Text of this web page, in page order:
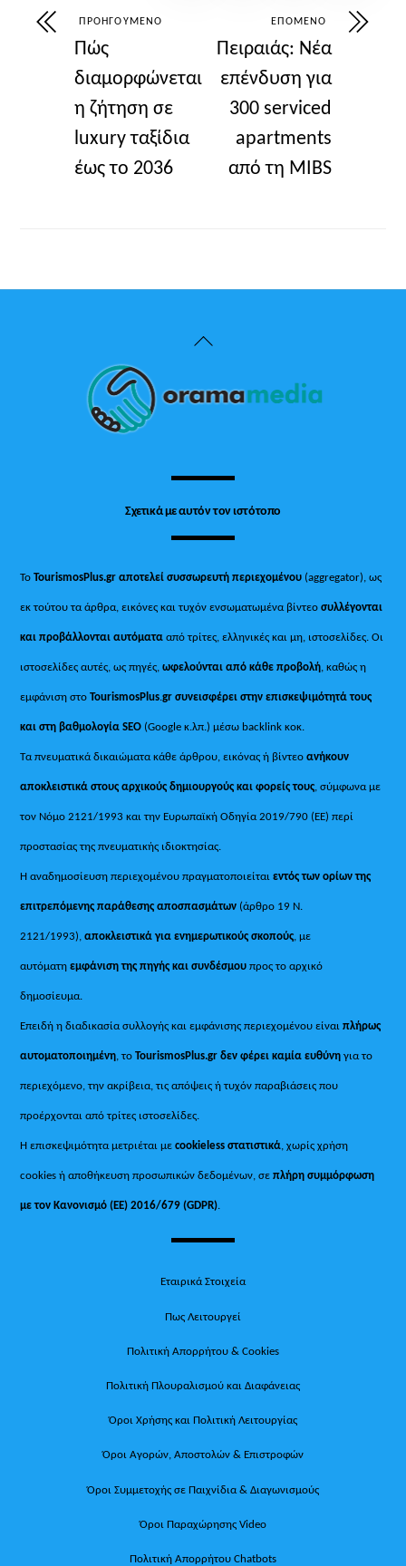
ΠΡΟΗΓΟΎΜΕΝΟ
Πώς
διαμορφώνεται
η ζήτηση σε
luxury ταξίδια
έως το 2036
ΕΠΌΜΕΝΟ
Πειραιάς: Νέα
επένδυση για
300 serviced
apartments
από τη MIBS
Back
Top
Σχετικά με αυτόν τον ιστότοπο
ΤοTourismosPlus.gr αποτελεί συσσωρευτή περιεχομένου (aggregator), ως
εκ τούτου τα άρθρα, εικόνες και τυχόν ενσωματωμένα βίντεοσυλλέγονται
και προβάλλονται αυτόματααπό τρίτες, ελληνικές και μη, ιστοσελίδες. Οι
ιστοσελίδες αυτές, ως πηγές,ωφελούνται από κάθε προβολή, καθώς η
εμφάνιση στοTourismosPlus.gr συνεισφέρει στην επισκεψιμότητά τους
και στη βαθμολογία SEO (Google κ.λπ.) μέσω backlink κοκ.
Τα πνευματικά δικαιώματα κάθε άρθρου, εικόνας ή βίντεοανήκουν
αποκλειστικά στους αρχικούς δημιουργούς και φορείς τους, σύμφωνα με
τον Νόμο 2121/1993 και την Ευρωπαϊκή Οδηγία 2019/790 (ΕΕ) περί
προστασίας της πνευματικής ιδιοκτησίας.
Η αναδημοσίευση περιεχομένου πραγματοποιείταιεντός των ορίων της
επιτρεπόμενης παράθεσης αποσπασμάτων (άρθρο 19 Ν.
2121/1993), αποκλειστικά για ενημερωτικούς σκοπούς, με
αυτόματηεμφάνιση της πηγής και συνδέσμου προς το αρχικό
δημοσίευμα.
Επειδή η διαδικασία συλλογής και εμφάνισης περιεχομένου είναιπλήρως
αυτοματοποιημένη, τοTourismosPlus.gr δεν φέρει καμία ευθύνη για το
περιεχόμενο, την ακρίβεια, τις απόψεις ή τυχόν παραβιάσεις που
προέρχονται από τρίτες ιστοσελίδες.
Η επισκεψιμότητα μετριέται μεcookieless στατιστικά, χωρίς χρήση
cookies ή αποθήκευση προσωπικών δεδομένων, σεπλήρη συμμόρφωση
με τον Κανονισμό (ΕΕ) 2016/679 (GDPR).
Εταιρικά Στοιχεία
Πως Λειτουργεί
Πολιτική Απορρήτου & Cookies
Πολιτική Πλουραλισμού και Διαφάνειας
Όροι Χρήσης και Πολιτική Λειτουργίας
Όροι Αγορών, Αποστολών & Επιστροφών
Όροι Συμμετοχής σε Παιχνίδια & Διαγωνισμούς
Όροι Παραχώρησης Video
Πολιτική Απορρήτου Chatbots